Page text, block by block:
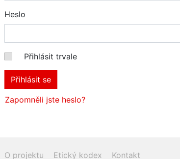
Heslo
Přihlásit trvale
Přihlásit se
Zapomněli jste heslo?
O projektu Etický kodex Kontakt